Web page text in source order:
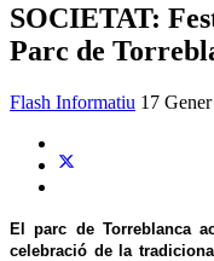
SOCIETAT:
Parc de
Flash Informatiu 17
El parc de Torreblanca
celebració de la